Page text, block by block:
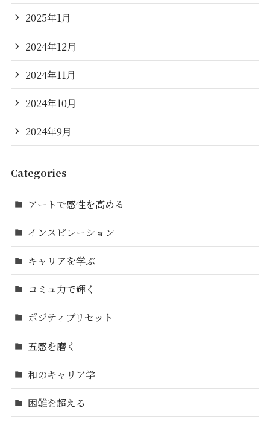
2025年1月
2024年12月
2024年11月
2024年10月
2024年9月
Categories
アートで感性を高める
インスピレーション
キャリアを学ぶ
コミュ力で輝く
ポジティブリセット
五感を磨く
和のキャリア学
困難を超える